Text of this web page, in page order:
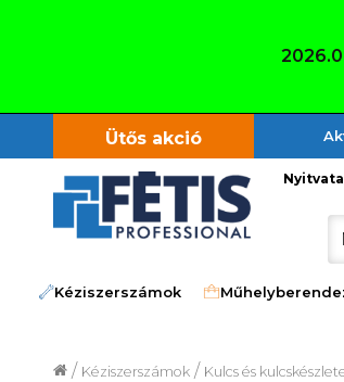
Ütős akció
Kéziszerszámok
Kulcs és
/
Kéziszerszámok
/